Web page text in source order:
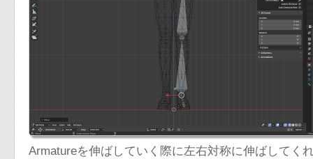
Armatureを伸ばしていく際に左右対称に伸ばしてく